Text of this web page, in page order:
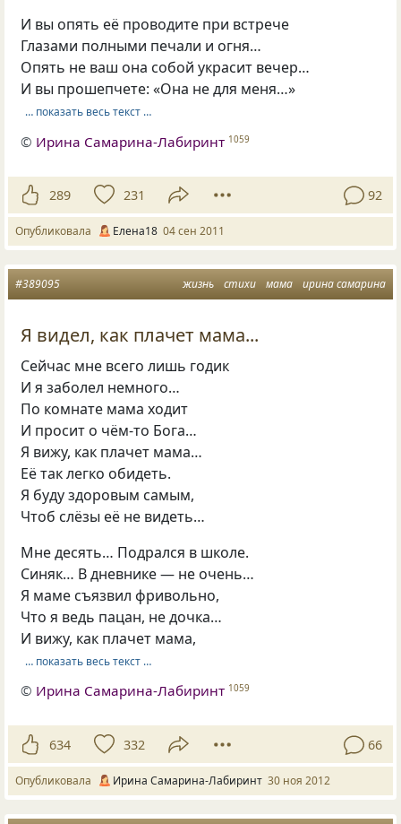
И вы опять её проводите при встрече
Глазами полными печали и огня…
Опять не ваш она собой украсит вечер…
И вы прошепчете: «Она не для меня…»
… показать весь текст …
© Ирина Самарина-Лабиринт 1059
289 231 92
Опубликовала Елена18 04 сен 2011
жизнь стихи мама ирина самарина
#389095
Я видел, как плачет мама...
Сейчас мне всего лишь годик
И я заболел немного…
По комнате мама ходит
И просит о чём-то Бога…
Я вижу, как плачет мама…
Её так легко обидеть.
Я буду здоровым самым,
Чтоб слёзы её не видеть…
Мне десять… Подрался в школе.
Синяк… В дневнике — не очень…
Я маме съязвил фривольно,
Что я ведь пацан, не дочка…
И вижу, как плачет мама,
… показать весь текст …
© Ирина Самарина-Лабиринт 1059
634 332 66
Опубликовала Ирина Самарина-Лабиринт 30 ноя 2012